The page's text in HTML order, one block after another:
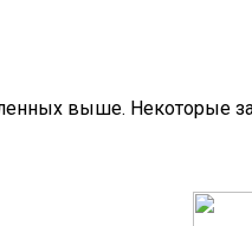
выше. Некоторые